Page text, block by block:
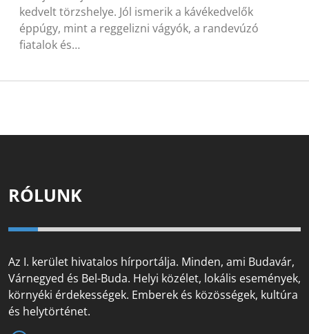
kedvelt törzshelye. Jól ismerik a kávékedvelők
éppúgy, mint a reggelizni vágyók, a randevúzó
fiatalok és…
RÓLUNK
Az I. kerület hivatalos hírportálja. Minden, ami Budavár,
Várnegyed és Bel-Buda. Helyi közélet, lokális események,
környéki érdekességek. Emberek és közösségek, kultúra
és helytörténet.